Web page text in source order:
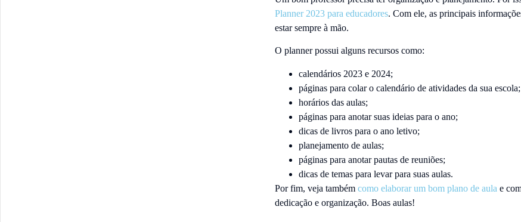
Planner 2023 para educadores. Com ele, as principais
estar sempre à mão.
O planner possui alguns recursos como:
calendários 2023 e 2024;
páginas para colar o calendário de atividades da sua escola;
horários das aulas;
páginas para anotar suas ideias para o ano;
dicas de livros para o ano letivo;
planejamento de aulas;
páginas para anotar pautas de reuniões;
dicas de temas para levar para suas aulas.
Por fim, veja também como elaborar um bom plano de aula e
dedicação e organização. Boas aulas!